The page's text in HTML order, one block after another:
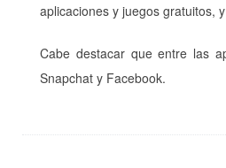
aplicaciones y juegos gratuitos,
Cabe destacar que entre las
Snapchat y Facebook.